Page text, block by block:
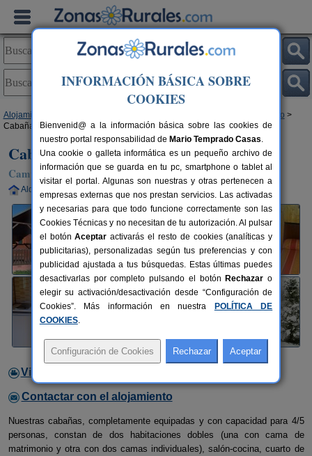
Alojamientos Villahermosa del Río >
Cabañas San Bartolomé
Cabañas San Bartolomé
Camping y Bungalows en Villahermosa del Río (Castellón)
Alquiler completo 65 km de Castellón
Video
Contactar con el alojamiento
Nuestras cabañas, completamente equipadas y con capacidad para 4/5
personas, constan de dos habitaciones dobles (una con cama de
matrimonio y otra con dos camas individuales), salón-cocina, cuarto de
INFORMACIÓN BÁSICA SOBRE
COOKIES
Bienvenid@ a la información básica sobre las cookies de
nuestro portal responsabilidad de Mario Temprado Casas.
Una cookie o galleta informática es un pequeño archivo de
información que se guarda en tu pc, smartphone o tablet al
visitar el portal. Algunas son nuestras y otras pertenecen a
empresas externas que nos prestan servicios. Las activadas
y necesarias para que todo funcione correctamente son las
Cookies Técnicas y no necesitan de tu autorización. Al pulsar
el botónAceptar activarás el resto de cookies (analíticas y
publicitarias), personalizadas según tus preferencias y con
publicidad ajustada a tus búsquedas. Estas últimas puedes
desactivarlas por completo pulsando el botón Rechazar o
elegir su activación/desactivación desde “Configuración de
Cookies”. Más información en nuestra
POLÍTICA DE
COOKIES.